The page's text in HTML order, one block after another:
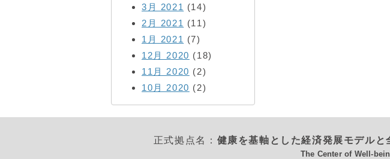
3月 2021 (14)
2月 2021 (11)
1月 2021 (7)
12月 2020 (18)
11月 2020 (2)
10月 2020 (2)
正式拠点名： 健康を基軸とした経済発展モデル
The Center of Well-